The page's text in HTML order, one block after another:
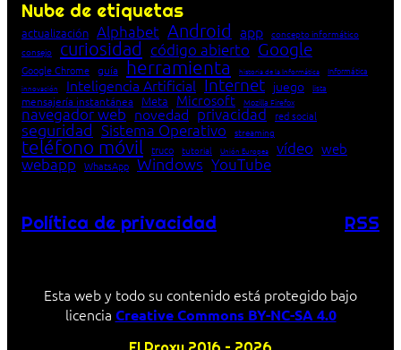
Nube de etiquetas
actualización Alphabet Android app concepto informático
consejo
curiosidad código abierto Google
Google Chrome guía herramienta historia de la Informática Informática
innovación Inteligencia Artificial Internet juego lista
mensajería instantánea Meta Microsoft Mozilla Firefox
navegador web novedad privacidad red social
seguridad Sistema Operativo streaming
teléfono móvil truco tutorial Unión Europea vídeo web
webapp WhatsApp Windows YouTube
Política de privacidad RSS
Esta web y todo su contenido está protegido bajo
licencia Creative Commons BY-NC-SA 4.0